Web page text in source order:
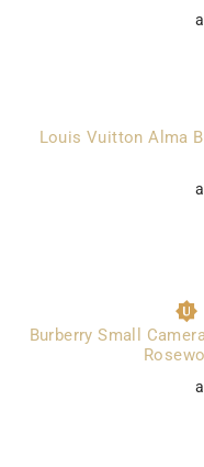
Louis Vuitton Alma
Burberry Small